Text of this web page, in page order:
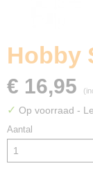
Hobby
€ 16,95
✓ Op voorraad -
Aantal